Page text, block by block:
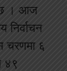
छ । आज
निर्वाचन
चरणमा ६
४९